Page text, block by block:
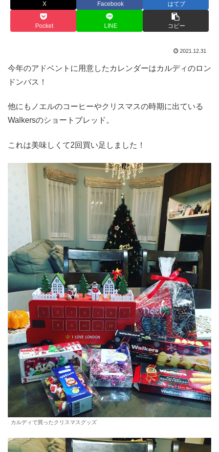
X Facebook はてブ
Pocket LINE コピー
2021.12.31
今年のアドベントに用意したカレンダーはカルディのロン
ドンバス！
他にもノエルのコーヒーやクリスマスの時期に出ている
Walkersのショートブレッド。
これは美味しくて2回買い足しました！
カルディで買ったクリスマスグッズ